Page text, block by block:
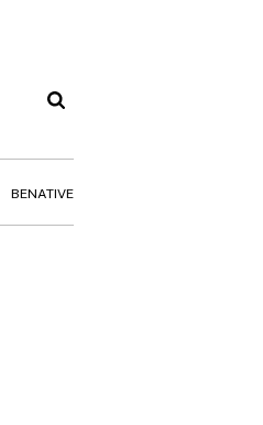
BENATIVE